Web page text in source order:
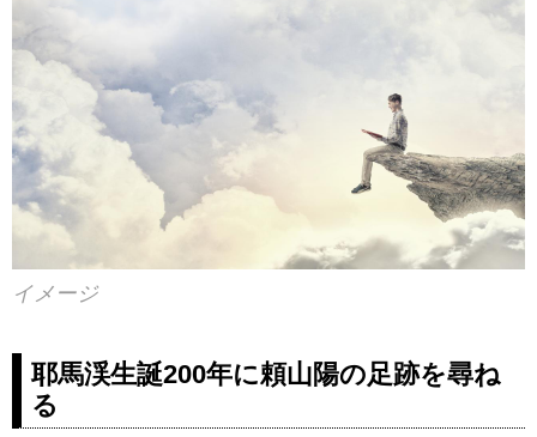
イメージ
耶馬渓生誕200年に頼山陽の足跡を尋ね
る